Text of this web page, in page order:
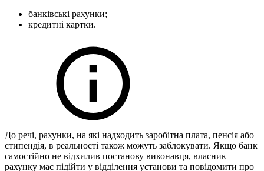
банківські рахунки;
кредитні картки.
До речі, рахунки, на які надходить заробітна плата, пенсія або
стипендія, в реальності також можуть заблокувати. Якщо банк
самостійно не відхилив постанову виконавця, власник
рахунку має підійти у відділення установи та повідомити про